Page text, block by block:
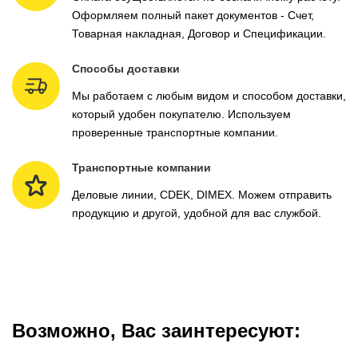
Оформляем полный пакет документов - Счет,
Товарная накладная, Договор и Спецификации.
Способы доставки
Мы работаем с любым видом и способом доставки,
который удобен покупателю. Используем
проверенные транспортные компании.
Транспортные компании
Деловые линии, CDEK, DIMEX. Можем отправить
продукцию и другой, удобной для вас службой.
Возможно, Вас заинтересуют: